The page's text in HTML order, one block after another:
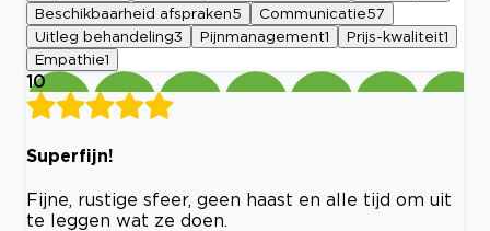
Beschikbaarheid afspraken5 Communicatie57
Uitleg behandeling3 Pijnmanagement1 Prijs-kwaliteit1
Empathie1
10
Superfijn!
Fijne, rustige sfeer, geen haast en alle tijd om uit
te leggen wat ze doen.